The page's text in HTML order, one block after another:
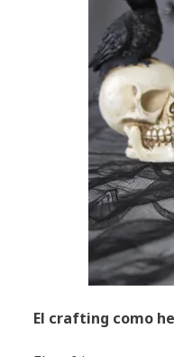
El crafting como